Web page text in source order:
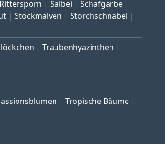
Rittersporn Salbei
Schafgarbe
Stockmalven
Storchschnabel
Traubenhyazinthen
Tropische Bäume